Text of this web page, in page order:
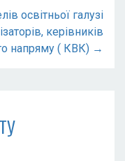
освітньої галузі
керівників
напряму ( КВК) →